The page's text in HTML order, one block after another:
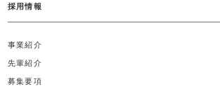
採用情報
事業紹介
先輩紹介
募集要項